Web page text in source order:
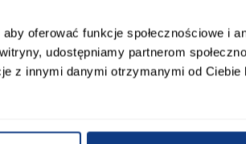
oferować funkcje społecznościowe i
udostępniamy partnerom
z innymi danymi otrzymanymi od Ciebie
białe
bez lustra
drzwi: